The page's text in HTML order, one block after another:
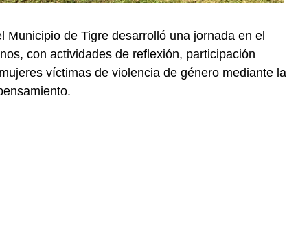
de Tigre desarrolló una jornada en el
con actividades de reflexión, participación
víctimas de violencia de género mediante la